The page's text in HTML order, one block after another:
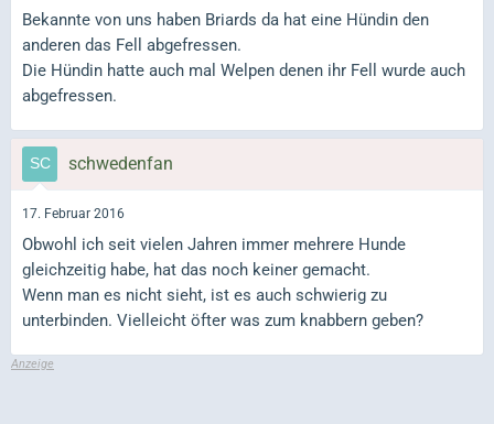
Bekannte von uns haben Briards da hat eine Hündin den
anderen das Fell abgefressen.
Die Hündin hatte auch mal Welpen denen ihr Fell wurde auch
abgefressen.
schwedenfan
17. Februar 2016
Obwohl ich seit vielen Jahren immer mehrere Hunde
gleichzeitig habe, hat das noch keiner gemacht.
Wenn man es nicht sieht, ist es auch schwierig zu
unterbinden. Vielleicht öfter was zum knabbern geben?